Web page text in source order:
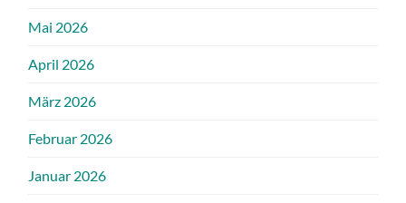
Mai 2026
April 2026
März 2026
Februar 2026
Januar 2026